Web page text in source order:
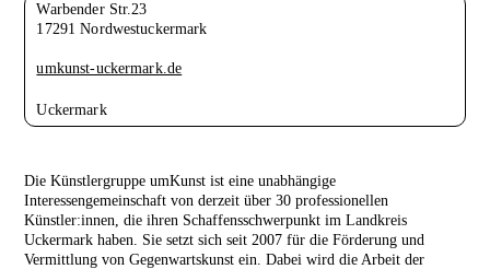
Warbender Str.23
17291 Nordwestuckermark
umkunst-uckermark.de
Uckermark
Die Künstlergruppe umKunst ist eine unabhängige
Interessengemeinschaft von derzeit über 30 professionellen
Künstler:innen, die ihren Schaffensschwerpunkt im Landkreis
Uckermark haben. Sie setzt sich seit 2007 für die Förderung und
Vermittlung von Gegenwartskunst ein. Dabei wird die Arbeit der